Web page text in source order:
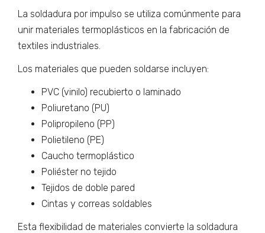
La soldadura por impulso se utiliza comúnmente para
unir materiales termoplásticos en la fabricación de
textiles industriales.
Los materiales que pueden soldarse incluyen:
PVC (vinilo) recubierto o laminado
Poliuretano (PU)
Polipropileno (PP)
Polietileno (PE)
Caucho termoplástico
Poliéster no tejido
Tejidos de doble pared
Cintas y correas soldables
Esta flexibilidad de materiales convierte la soldadura